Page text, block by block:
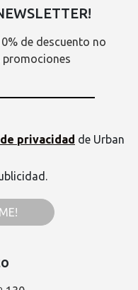
de descuento no
privacidad de Urban